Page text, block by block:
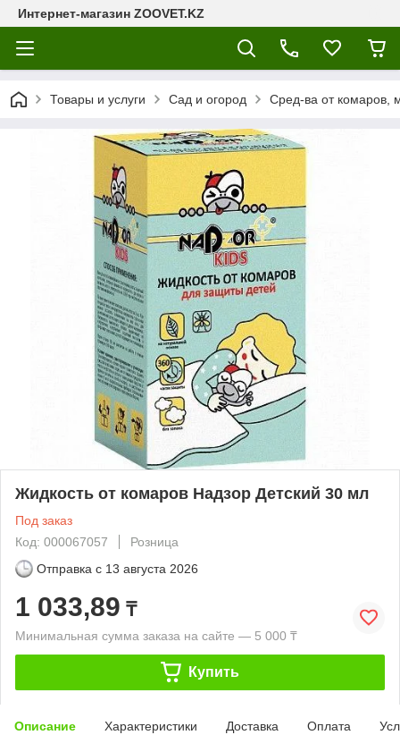
Интернет-магазин ZOOVET.KZ
Товары и услуги Сад и огород Сред-ва от комаров,
Жидкость от комаров Надзор Детский 30 мл
Под заказ
Код: 000067057
Розница
Отправка с 13 августа 2026
1 033,89 ₸
Минимальная сумма заказа на сайте — 5 000 ₸
Купить
Описание Характеристики Доставка Оплата